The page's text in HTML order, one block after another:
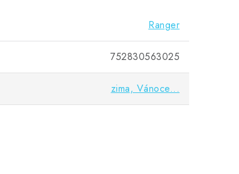
Ranger
752830563025
zima, Vánoce...